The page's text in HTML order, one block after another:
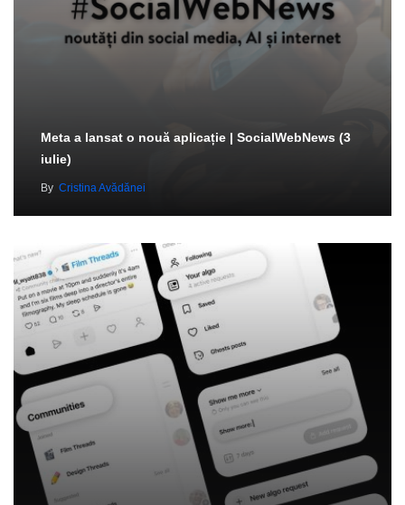
Meta a lansat o nouă aplicație | SocialWebNews (3
iulie)
By Cristina Avădănei